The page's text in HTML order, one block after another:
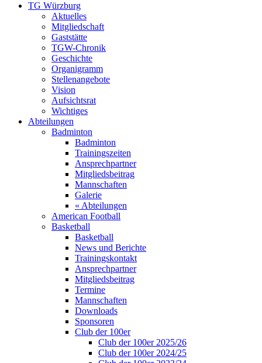
TG Würzburg
Aktuelles
Mitgliedschaft
Gaststätte
TGW-Chronik
Geschichte
Organigramm
Stellenangebote
Vision
Aufsichtsrat
Wichtiges
Abteilungen
Badminton
Badminton
Trainingszeiten
Ansprechpartner
Mitgliedsbeitrag
Mannschaften
Galerie
« Abteilungen
American Football
Basketball
Basketball
News und Berichte
Trainingskontakt
Ansprechpartner
Mitgliedsbeitrag
Termine
Mannschaften
Downloads
Sponsoren
Club der 100er
Club der 100er 2025/26
Club der 100er 2024/25